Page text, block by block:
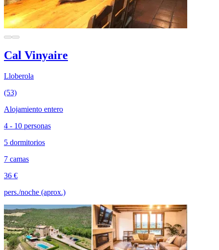
Cal Vinyaire
Lloberola
(53)
Alojamiento entero
4 - 10 personas
5 dormitorios
7 camas
36 €
pers./noche (aprox.)